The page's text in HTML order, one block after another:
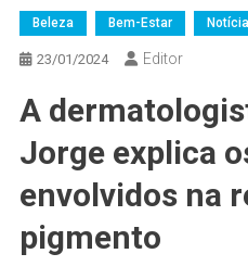
Beleza Bem-Estar
23/01/2024 Editor
A
Jorge explica
envolvidos na
pigmento